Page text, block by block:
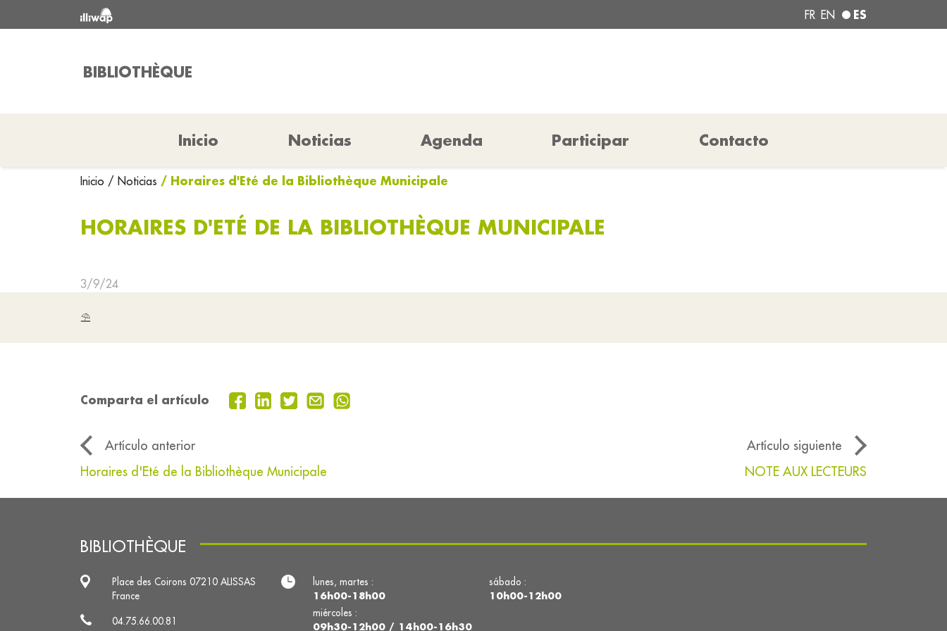
FR EN ES
BIBLIOTHÈQUE
Inicio Noticias Agenda Participar Contacto
Inicio / Noticias / Horaires d'Eté de la Bibliothèque Municipale
HORAIRES D'ETÉ DE LA BIBLIOTHÈQUE MUNICIPALE
3/9/24
⛱
Comparta el artículo
Artículo anterior
Artículo siguiente
Horaires d'Eté de la Bibliothèque Municipale
NOTE AUX LECTEURS
BIBLIOTHÈQUE
Place des Coirons 07210 ALISSAS
France
04.75.66.00.81
lunes, martes :
16h00-18h00
miércoles :
09h30-12h00 / 14h00-16h30
sábado :
10h00-12h00